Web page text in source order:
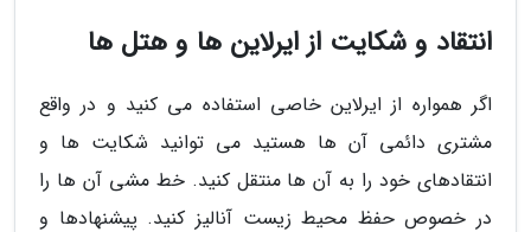
انتقاد و شکایت از ایرلاین ها و هتل ها
اگر همواره از ایرلاین خاصی استفاده می کنید و در واقع
مشتری دائمی آن ها هستید می توانید شکایت ها و
انتقادهای خود را به آن ها منتقل کنید. خط مشی آن ها را
در خصوص حفظ محیط زیست آنالیز کنید. پیشنهادها و